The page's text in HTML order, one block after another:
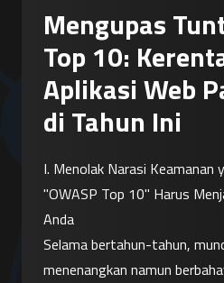
Mengupas
Top 10:
Aplikasi Web
di Tahun Ini
I. Menolak Narasi Keamanan
"OWASP Top 10" Harus
Anda
Selama bertahun-tahun,
menenangkan namun